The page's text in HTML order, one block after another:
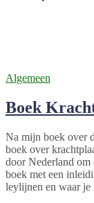
Algemeen
Boek
Na mijn boek over
boek over
door Nederland om
boek met een
leylijnen en waar je